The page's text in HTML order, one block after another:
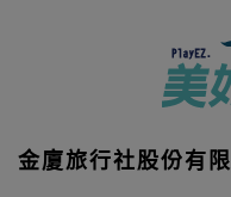
金廈旅行社股份有